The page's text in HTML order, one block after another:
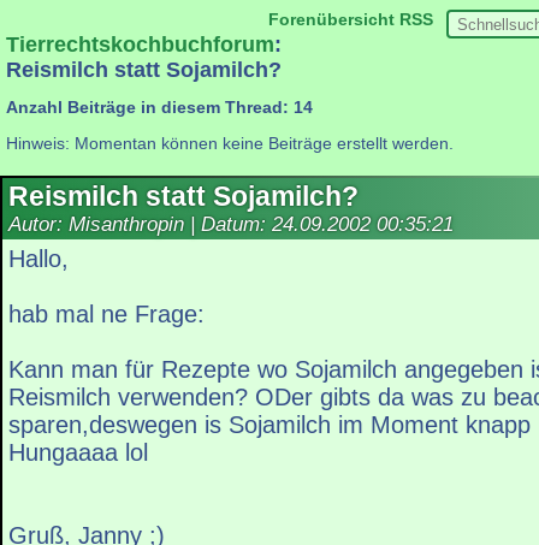
Forenübersicht RSS
Tierrechtskochbuchforum:
Reismilch statt Sojamilch?
Anzahl Beiträge in diesem Thread: 14
Hinweis: Momentan können keine Beiträge erstellt werden.
Reismilch statt Sojamilch?
Autor: Misanthropin | Datum: 24.09.2002 00:35:21
Hallo,
hab mal ne Frage:
Kann man für Rezepte wo Sojamilch angegeben
Reismilch verwenden? ODer gibts da was zu
sparen,deswegen is Sojamilch im Moment
Hungaaaa lol
Gruß, Janny ;)